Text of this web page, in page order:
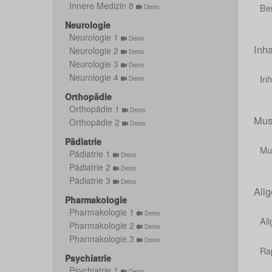
Innere Medizin 8 Demo
Neurologie
Neurologie 1
Demo
Neurologie 2 Demo
Neurologie 3 Demo
Neurologie 4 Demo
Orthopädie
Orthopädie 1
Demo
Orthopädie 2 Demo
Pädiatrie
Pädiatrie 1
Demo
Pädiatrie 2 Demo
Pädiatrie 3 Demo
Pharmakologie
Pharmakologie 1
Demo
Pharmakologie 2 Demo
Pharmakologie 3 Demo
Psychiatrie